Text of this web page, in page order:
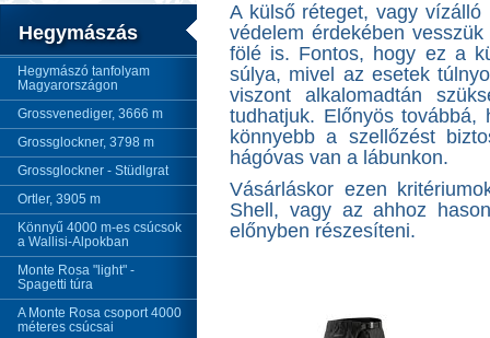
Hegymászás
Hegymászó tanfolyam
Magyarországon
Grossvenediger, 3666 m
Grossglockner, 3798 m
Grossglockner - Stüdlgrat
Ortler, 3905 m
Könnyű 4000 m-es csúcsok
a Wallisi-Alpokban
Monte Rosa "light" -
Spagetti túra
A Monte Rosa csoport 4000
méteres csúcsai
A külső réteget, vagy
védelem érdekében
fölé is. Fontos, hogy ez a
súlya, mivel az esetek
viszont alkalomadtán
tudhatjuk. Előnyös
könnyebb a szellőzést
hágóvas van a lábunkon.
Vásárláskor ezen
Shell, vagy az ahhoz
előnyben részesíteni.